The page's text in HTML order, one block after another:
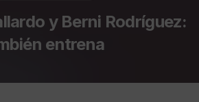
y Berni Rodríguez:
entrena